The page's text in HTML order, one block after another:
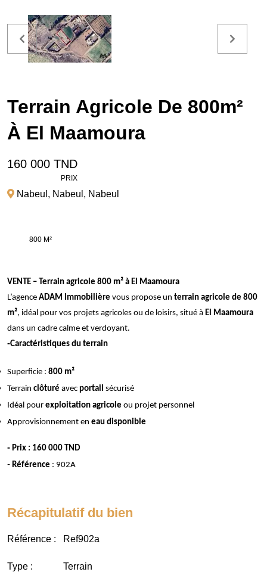
Terrain Agricole De 800m²
À El Maamoura
160 000 TND
PRIX
Nabeul , Nabeul , Nabeul
800 M²
VENTE – Terrain agricole 800 m² à El Maamoura
L’agence ADAM Immobilière vous propose un terrain agricole de 800
m², idéal pour vos projets agricoles ou de loisirs, situé à El Maamoura
dans un cadre calme et verdoyant.
-Caractéristiques du terrain
Superficie : 800 m²
Terrain clôturé avec portail sécurisé
Idéal pour exploitation agricole ou projet personnel
Approvisionnement en eau disponible
- Prix : 160 000 TND
- Référence : 902A
Récapitulatif du bien
Référence :
Type :
Ref902a
Terrain